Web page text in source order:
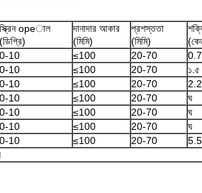
স্ক্রিন opeাল
(ডিগ্রি)
দানাদার আকার
(মিমি)
প্রশস্ততা
(মিমি)
0-10 ≤100 20-70
0-10 ≤100 20-70
১.৫
0-10 ≤100 20-70
2.2
0-10 ≤100 20-70
ঘ
0-10 ≤100 20-70
ঘ
0-10 ≤100 20-70
ঘ
0-10 ≤100 20-70
5.5